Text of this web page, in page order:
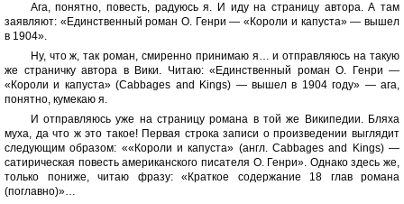
Ага, понятно, повесть, радуюсь я. И иду на страницу автора. А там
заявляют: «Единственный роман О. Генри — «Короли и капуста» — вышел
в 1904».
Ну, что ж, так роман, смиренно принимаю я… и отправляюсь на такую
же страничку автора в Вики. Читаю: «Единственный роман О. Генри —
«Короли и капуста» (Cabbages and Kings) — вышел в 1904 году» — ага,
понятно, кумекаю я.
И отправляюсь уже на страницу романа в той же Википедии. Бляха
муха, да что ж это такое! Первая строка записи о произведении выглядит
следующим образом: ««Короли и капуста» (англ. Cabbages and Kings) —
сатирическая повесть американского писателя О. Генри». Однако здесь же,
только пониже, читаю фразу: «Краткое содержание 18 глав романа
(поглавно)»…